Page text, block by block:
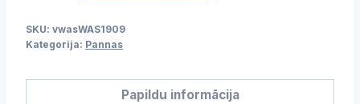
SKU: vwasWAS1909
Kategorija: Pannas
Papildu informācija